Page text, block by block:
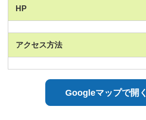
HP
アクセス方法
Googleマップで開く